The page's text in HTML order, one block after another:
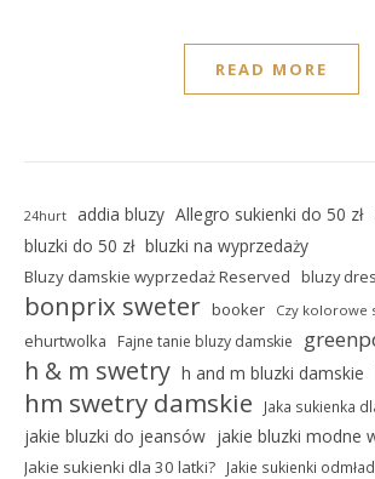
READ MORE
24hurt addia bluzy Allegro sukienki do 50 zł
bluzki do 50 zł bluzki na wyprzedaży
Bluzy damskie wyprzedaż Reserved bluzy
bonprix sweter booker Czy kolorowe
ehurtwolka Fajne tanie bluzy damskie
h & m swetry h and m bluzki damskie
hm swetry damskie Jaka sukienka
jakie bluzki do jeansów jakie bluzki modne
Jakie sukienki dla 30 latki?
Jakie sukienki